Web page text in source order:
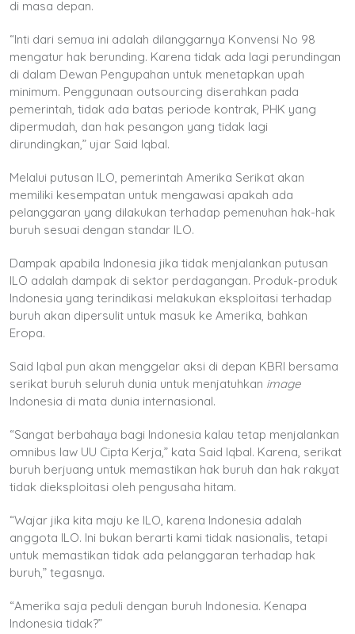
di masa depan.
“Inti dari semua ini adalah dilanggarnya Konvensi No 98
mengatur hak berunding. Karena tidak ada lagi perundingan
di dalam Dewan Pengupahan untuk menetapkan upah
minimum. Penggunaan outsourcing diserahkan pada
pemerintah, tidak ada batas periode kontrak, PHK yang
dipermudah, dan hak pesangon yang tidak lagi
dirundingkan,” ujar Said Iqbal.
Melalui putusan ILO, pemerintah Amerika Serikat akan
memiliki kesempatan untuk mengawasi apakah ada
pelanggaran yang dilakukan terhadap pemenuhan hak-hak
buruh sesuai dengan standar ILO.
Dampak apabila Indonesia jika tidak menjalankan putusan
ILO adalah dampak di sektor perdagangan. Produk-produk
Indonesia yang terindikasi melakukan eksploitasi terhadap
buruh akan dipersulit untuk masuk ke Amerika, bahkan
Eropa.
Said Iqbal pun akan menggelar aksi di depan KBRI bersama
serikat buruh seluruh dunia untuk menjatuhkan image
Indonesia di mata dunia internasional.
“Sangat berbahaya bagi Indonesia kalau tetap menjalankan
omnibus law UU Cipta Kerja,” kata Said Iqbal. Karena, serikat
buruh berjuang untuk memastikan hak buruh dan hak rakyat
tidak dieksploitasi oleh pengusaha hitam.
“Wajar jika kita maju ke ILO, karena Indonesia adalah
anggota ILO. Ini bukan berarti kami tidak nasionalis, tetapi
untuk memastikan tidak ada pelanggaran terhadap hak
buruh,” tegasnya.
“Amerika saja peduli dengan buruh Indonesia. Kenapa
Indonesia tidak?”